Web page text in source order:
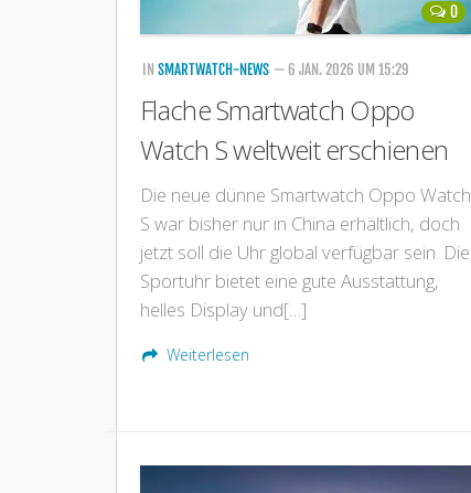
0
IN SMARTWATCH-NEWS — 6 JAN. 2026 UM 15:29
Flache Smartwatch Oppo
Watch S weltweit erschienen
Die neue dünne Smartwatch Oppo Watch
S war bisher nur in China erhältlich, doch
jetzt soll die Uhr global verfügbar sein. Die
Sportuhr bietet eine gute Ausstattung,
helles Display und[…]
Weiterlesen